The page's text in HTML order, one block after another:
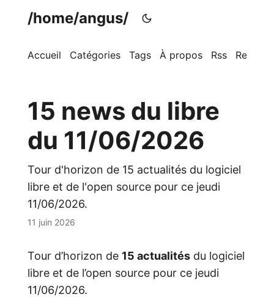
/home/angus/
Accueil Catégories Tags À propos Rss
15 news du libre
du 11/06/2026
Tour d'horizon de 15 actualités du logiciel
libre et de l'open source pour ce jeudi
11/06/2026.
11 juin 2026
Tour d’horizon de 15 actualitésdu logiciel
libre et de l’open source pour ce jeudi
11/06/2026.